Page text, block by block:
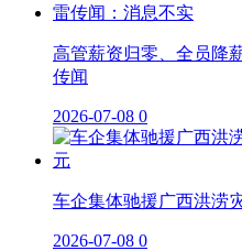
高管薪资归零、全员降
传闻
2026-07-08 0
车企集体驰援广西洪涝
2026-07-08 0